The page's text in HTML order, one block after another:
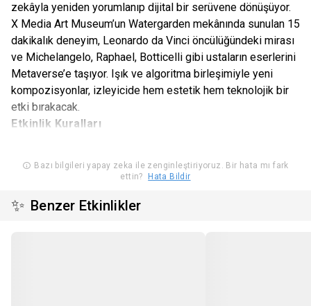
zekâyla yeniden yorumlanıp dijital bir serüvene dönüşüyor.
X Media Art Museum’un Watergarden mekânında sunulan 15
dakikalık deneyim, Leonardo da Vinci öncülüğündeki mirası
ve Michelangelo, Raphael, Botticelli gibi ustaların eserlerini
Metaverse’e taşıyor. Işık ve algoritma birleşimiyle yeni
kompozisyonlar, izleyicide hem estetik hem teknolojik bir
etki bırakacak.
Etkinlik Kuralları
içerikler sebebiyle 0–3 yaş çocuklar ve evcil hayvanlar
AİTTİR.
Bazı bilgileri yapay zeka ile zenginleştiriyoruz. Bir hata mı fark
ettin?
Hata Bildir
✨ Benzer Etkinlikler